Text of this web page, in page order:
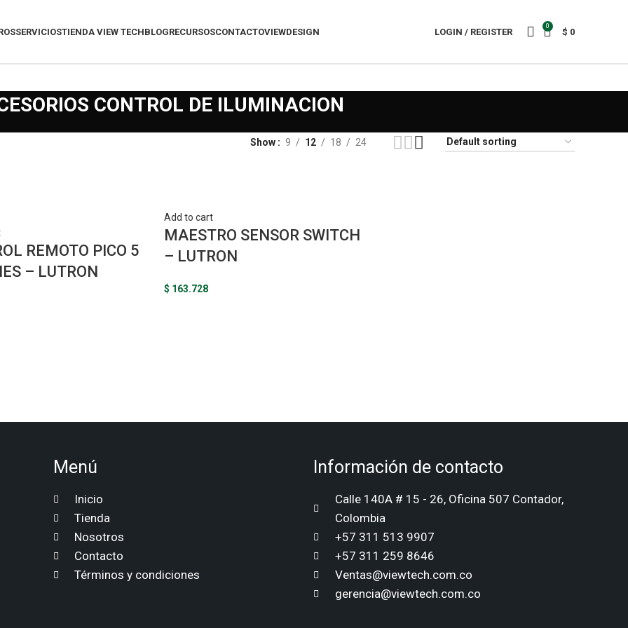
SERVICIOSTIENDA VIEW TECHBLOGRECURSOSCONTACTOVIEWDESIGN LOGIN / REGISTER
0
$ 0
CONTROL DE ILUMINACION
Show 9 12 18 24
REMOTO PICO 5
– LUTRON
Add to cart
MAESTRO SENSOR SWITCH
– LUTRON
$ 163.728
Menú
Inicio
Tienda
Nosotros
Contacto
Términos y condiciones
Información de contacto
Calle 140A # 15 - 26, Oficina 507 Contador,
Colombia
+57 311 513 9907
+57 311 259 8646
Ventas@viewtech.com.co
gerencia@viewtech.com.co